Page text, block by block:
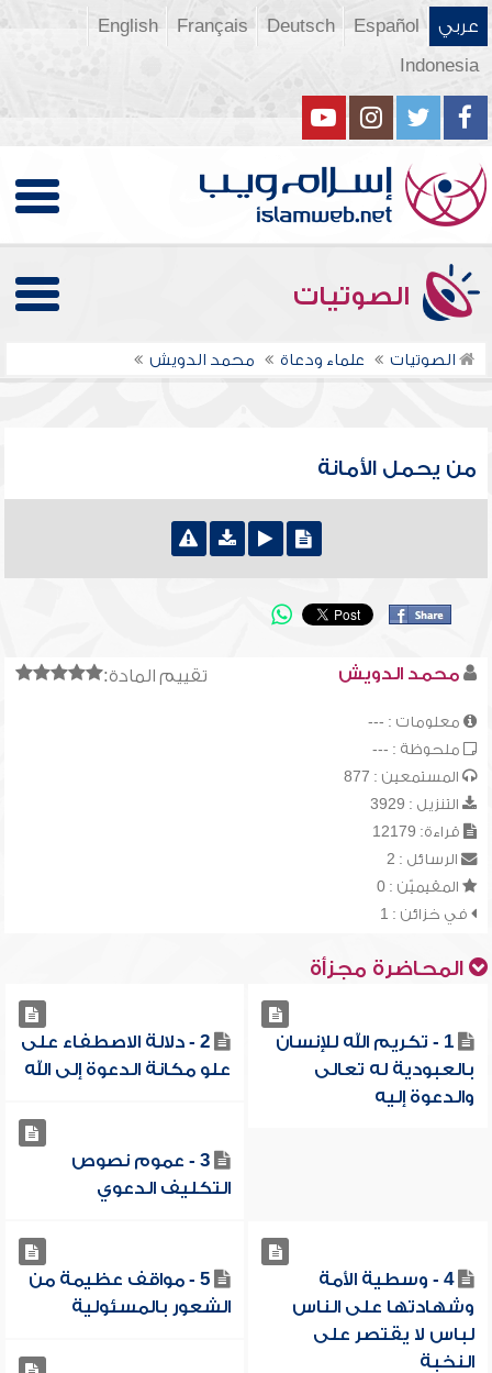
عربي Español
Deutsch
Français
English
Indonesia
الصوتيات
الصوتيات علماء ودعاة محمد الدويش
من يحمل الأمانة
تقييم المادة: محمد الدويش
معلومات : ---
ملحوظة : ---
المستمعين : 877
التنزيل : 3929
قراءة: 12179
الرسائل : 2
المقيميّن : 0
في خزائن : 1
المحاضرة مجزأة
1 - تكريم الله للإنسان
بالعبودية له تعالى
والدعوة إليه
2 - دلالة الاصطفاء على
علو مكانة الدعوة إلى الله
3 - عموم نصوص
التكليف الدعوي
4 - وسطية الأمة
وشهادتها على الناس
لباس لا يقتصر على
النخبة
5 - مواقف عظيمة من
الشعور بالمسئولية